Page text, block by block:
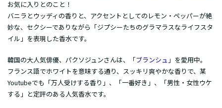
お気に入りとのこと！
バニラとウッディの香りと、アクセントとしてのレモン・ペッパーが絶
妙な、セクシーでありながら「ジプシーたちのグラマラスなライフスタ
イル」を表現した香水です。
韓国の大人気俳優、パクソジュンさんは、 「ブランシュ」 を愛用中。
フランス語でホワイトを意味する通り、スッキリ爽やかな香りで、某
Youtubeでも「万人受けする香り」、「一番好き」、「男性・女性ウケ
する」と定評のある人気香水です。